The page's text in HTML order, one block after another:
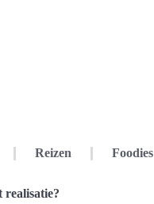
Reizen Foodies
realisatie?